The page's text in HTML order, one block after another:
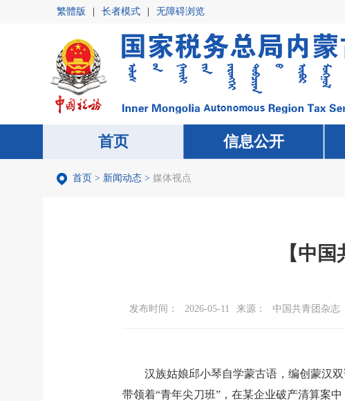
繁體版 长者模式 无障碍浏览
首页 信息公开
首页 信息公开
首页 > 新闻动态 > 媒体视点
【中
发布时间： 2026-05-11 来源： 中国共青团杂志
汉族姑娘邱小琴自学蒙古语，编创蒙汉
带领着“青年尖刀班”，在某企业破产清算案